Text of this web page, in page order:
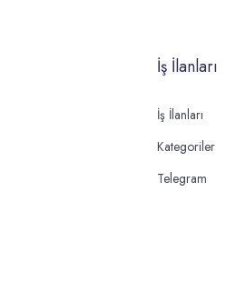
İş İlanları
İş İlanları
Kategoriler
Telegram